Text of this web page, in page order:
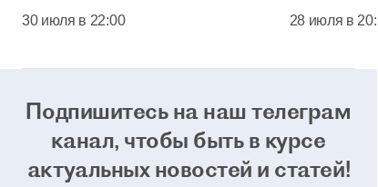
30 июля в 22:00
Кремля
28 июля в
Подпишитесь на наш телеграм
канал, чтобы быть в курсе
актуальных новостей и статей!